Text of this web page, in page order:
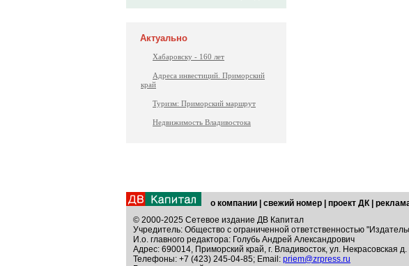
Актуально
Хабаровску - 160 лет
Адреса инвестиций. Приморский
край
Туризм: Приморский маршрут
Недвижимость Владивостока
о компании свежий номер проект ДК
© 2000-2025 Сетевое издание ДВ Капитал
Учредитель: Общество с ограниченной ответственностью
И.о. главного редактора: Голубь Андрей Александрович
Адрес: 690014, Приморский край, г. Владивосток, ул. Некрасовская
Телефоны: +7 (423) 245-04-85; Email: priem@zrpress.ru